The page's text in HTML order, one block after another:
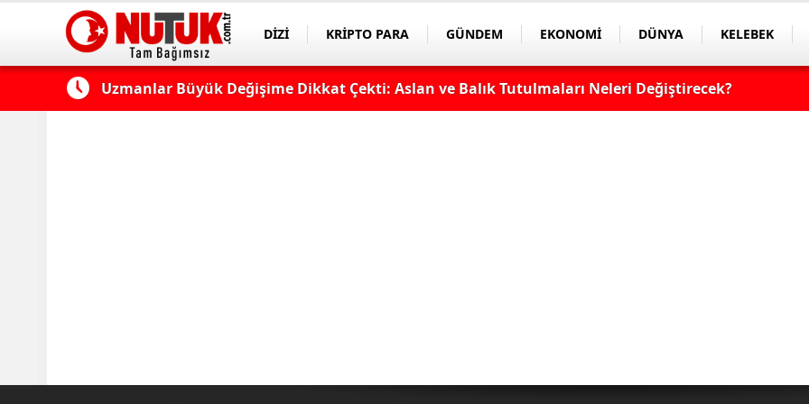
DİZİ KRİPTO PARA GÜNDEM EKONOMİ DÜNYA KELEBEK
Uzmanlar Büyük Değişime Dikkat Çekti: Aslan ve Balık Tutulmaları Neleri Değiştirecek?